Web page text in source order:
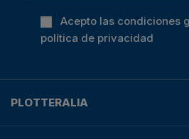
Acepto las condiciones
política de privacidad
PLOTTERALIA